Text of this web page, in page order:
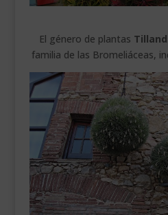
El género de plantas
familia de las Bromeliáceas,